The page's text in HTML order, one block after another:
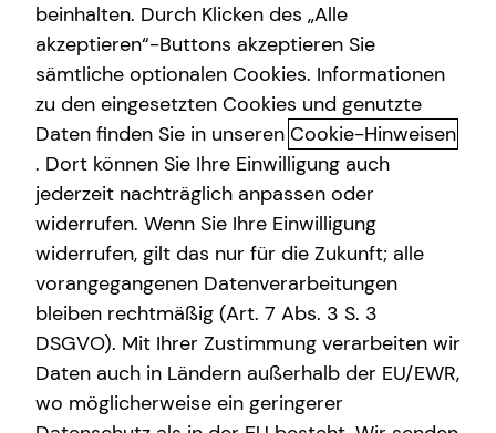
Gewerbliche Versicherungen
Arbeitskraftabsicherung
Kindervorsorge
Sach- und Vermögenssicherung
Expat
Das tecis Spezialisten-Netzwerk:
in jeder Phase für dich da!
Ganzheitlich beraten“ bedeutet für mich die 100%ige
Ausrichtung auf deine individuellen Wünsche und
Bedürfnisse. Gemeinsam beleuchten wir alle Aspekte für
deine Finanzplanung und entwickeln ein
maßgeschneidertes und ganzheitliches Konzept, das wir
immer wieder neu an deine veränderte Lebenssituation
anpassen können – dein Leben lang und bundesweit.
Um dir passende Produkte anbieten zu können, arbeitet
tecis mit einer Vielzahl renommierter
Produktpartnerinnen und -partner zusammen. Bei der
beinhalten. Durch Klicken des „Alle
akzeptieren“-Buttons akzeptieren Sie
sämtliche optionalen Cookies. Informationen
zu den eingesetzten Cookies und genutzte
Daten finden Sie in unseren Cookie-Hinweisen
. Dort können Sie Ihre Einwilligung auch
jederzeit nachträglich anpassen oder
widerrufen. Wenn Sie Ihre Einwilligung
widerrufen, gilt das nur für die Zukunft; alle
vorangegangenen Datenverarbeitungen
bleiben rechtmäßig (Art. 7 Abs. 3 S. 3
DSGVO). Mit Ihrer Zustimmung verarbeiten wir
Daten auch in Ländern außerhalb der EU/EWR,
wo möglicherweise ein geringerer